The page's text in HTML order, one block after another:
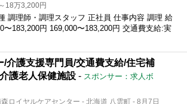
18万3,200円
調理師・調理スタッフ 正社員 仕事内容 調理 給
〜183,200円 169,000〜183,200円 交通費支給:実
/介護支援専門員/交通費支給/住宅補
護老人保健施設 - スポンサー：求人ボ
ロイヤルケアセンター - 北海道 八雲町 - 8月7日